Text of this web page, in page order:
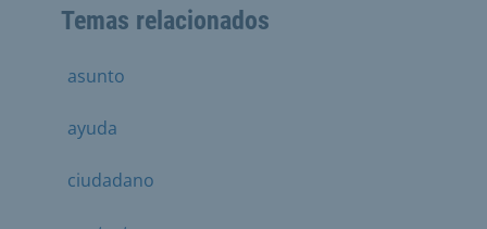
Temas relacionados
asunto
ayuda
ciudadano